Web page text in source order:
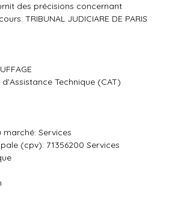
des précisions concernant
TRIBUNAL JUDICIARE DE PARIS
Technique (CAT)
Services
(cpv): 71356200 Services